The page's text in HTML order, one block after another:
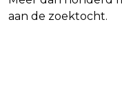
aan de zoektocht.